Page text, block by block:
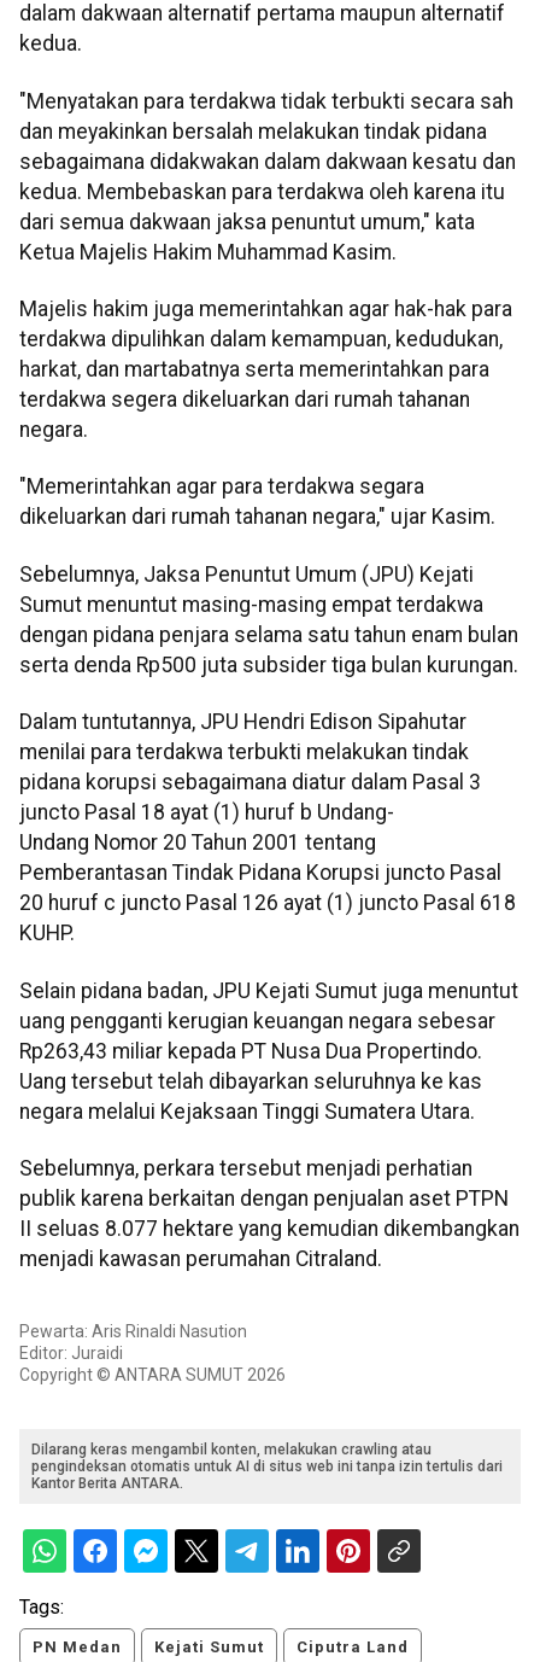
dalam dakwaan alternatif pertama maupun alternatif
kedua.
"Menyatakan para terdakwa tidak terbukti secara sah
dan meyakinkan bersalah melakukan tindak pidana
sebagaimana didakwakan dalam dakwaan kesatu dan
kedua. Membebaskan para terdakwa oleh karena itu
dari semua dakwaan jaksa penuntut umum," kata
Ketua Majelis Hakim Muhammad Kasim.
Majelis hakim juga memerintahkan agar hak-hak para
terdakwa dipulihkan dalam kemampuan, kedudukan,
harkat, dan martabatnya serta memerintahkan para
terdakwa segera dikeluarkan dari rumah tahanan
negara.
"Memerintahkan agar para terdakwa segara
dikeluarkan dari rumah tahanan negara," ujar Kasim.
Sebelumnya, Jaksa Penuntut Umum (JPU) Kejati
Sumut menuntut masing-masing empat terdakwa
dengan pidana penjara selama satu tahun enam bulan
serta denda Rp500 juta subsider tiga bulan kurungan.
Dalam tuntutannya, JPU Hendri Edison Sipahutar
menilai para terdakwa terbukti melakukan tindak
pidana korupsi sebagaimana diatur dalam Pasal 3
juncto Pasal 18 ayat (1) huruf b Undang-
Undang Nomor 20 Tahun 2001 tentang
Pemberantasan Tindak Pidana Korupsi juncto Pasal
20 huruf c juncto Pasal 126 ayat (1) juncto Pasal 618
KUHP.
Selain pidana badan, JPU Kejati Sumut juga menuntut
uang pengganti kerugian keuangan negara sebesar
Rp263,43 miliar kepada PT Nusa Dua Propertindo.
Uang tersebut telah dibayarkan seluruhnya ke kas
negara melalui Kejaksaan Tinggi Sumatera Utara.
Sebelumnya, perkara tersebut menjadi perhatian
publik karena berkaitan dengan penjualan aset PTPN
II seluas 8.077 hektare yang kemudian dikembangkan
menjadi kawasan perumahan Citraland.
Pewarta: Aris Rinaldi Nasution
Editor: Juraidi
Copyright © ANTARA SUMUT 2026
Dilarang keras mengambil konten, melakukan crawling atau
pengindeksan otomatis untuk AI di situs web ini tanpa izin tertulis dari
Kantor Berita ANTARA.
Tags:
PN Medan Kejati Sumut Ciputra Land